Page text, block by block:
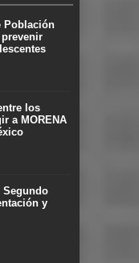
Población
los
a MORENA
Segundo
y